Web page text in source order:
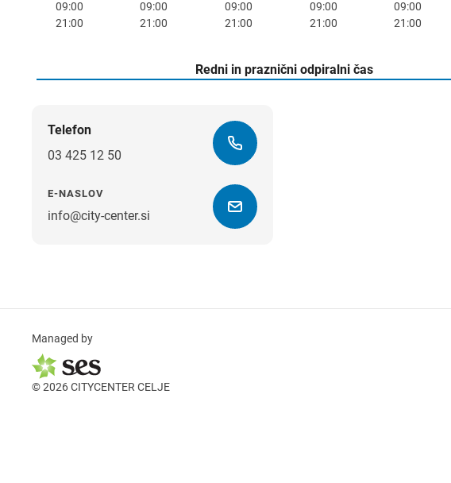
09:00
21:00
09:00
21:00
09:00
21:00
09:00
21:00
09:00
21:00
Redni in praznični odpiralni čas
Telefon
03 425 12 50
E-NASLOV
info@city-center.si
Managed by
© 2026 CITYCENTER CELJE